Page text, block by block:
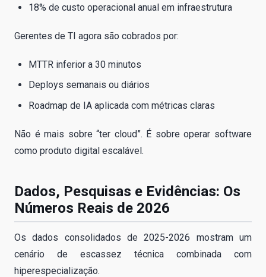
18% de custo operacional anual em infraestrutura
Gerentes de TI agora são cobrados por:
MTTR inferior a 30 minutos
Deploys semanais ou diários
Roadmap de IA aplicada com métricas claras
Não é mais sobre “ter cloud”. É sobre operar software
como produto digital escalável.
Dados, Pesquisas e Evidências: Os
Números Reais de 2026
Os dados consolidados de 2025-2026 mostram um
cenário de escassez técnica combinada com
hiperespecialização.